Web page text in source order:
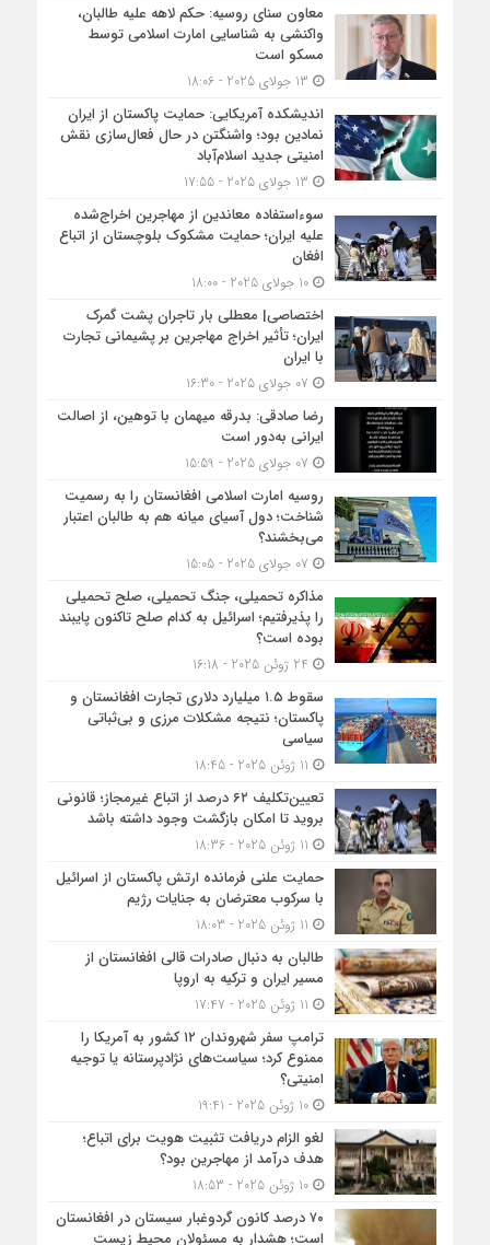
معاون سنای روسیه: حکم لاهه علیه طالبان،
واکنشی به شناسایی امارت اسلامی توسط
مسکو است
اندیشکده آمریکایی: حمایت پاکستان از ایران
نمادین بود؛ واشنگتن در حال فعال‌سازی نقش
امنیتی جدید اسلام‌آباد
سوءاستفاده معاندین از مهاجرین اخراج‌شده
علیه ایران؛ حمایت مشکوک بلوچستان از اتباع
افغان
10 جولای 2025 - 18:00
اختصاصی| معطلی بار تاجران پشت گمرک
ایران؛ تأثیر اخراج مهاجرین بر پشیمانی تجارت
با ایران
رضا صادقی: بدرقه میهمان با توهین، از اصالت
ایرانی به‌دور است
روسیه امارت اسلامی افغانستان را به رسمیت
شناخت؛ دول آسیای میانه هم به طالبان اعتبار
می‎‌بخشند؟
مذاکره تحمیلی، جنگ تحمیلی، صلح تحمیلی
را پذیرفتیم؛ اسرائیل به کدام صلح تاکنون پایبند
بوده است؟
سقوط ۱.۵ میلیارد دلاری تجارت افغانستان و
پاکستان؛ نتیجه مشکلات مرزی و بی‌ثباتی
سیاسی
تعیین‌تکلیف ۶۲ درصد از اتباع غیرمجاز؛ قانونی
بروید تا امکان بازگشت وجود داشته باشد
حمایت علنی فرمانده ارتش پاکستان از اسرائیل
با سرکوب معترضان به جنایات رژیم
طالبان به دنبال صادرات قالی افغانستان از
مسیر ایران و ترکیه به اروپا
ترامپ سفر شهروندان ۱۲ کشور به آمریکا را
ممنوع کرد؛ سیاست‌های نژادپرستانه یا توجیه
امنیتی؟
10 ژوئن 2025 - 19:41
لغو الزام دریافت تثبیت هویت برای اتباع؛
هدف درآمد از مهاجرین بود؟
10 ژوئن 2025 - 18:53
۷۰ درصد کانون گردوغبار سیستان در افغانستان
است؛ هشدار به مسئولان محیط زیست